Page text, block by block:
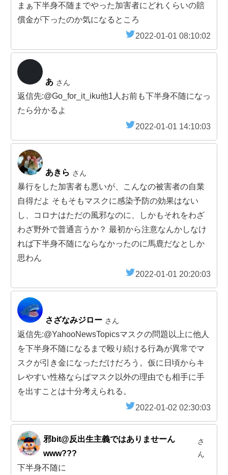
まぁ下半身不随までやった加害者にどれくらいの賠
償金が下ったのか気になるところ
2022-01-01 08:10:02
あ さん
返信先:@Go_for_it_iku他1人お前も下半身不随になっ
たら分かるよ
2022-01-01 14:10:03
あきら さん
暴行をした加害者も悪いが、こんなの被害者の自業
自得だよ そもそもマスクに感染予防の効果はない
し、コロナはただの風邪なのに、しかもそれをわざ
わざ野外で普通言うか？ 最初から注意なんかしなけ
れば下半身不随にならなかったのに馬鹿だなとしか
思わん
2022-01-01 20:20:03
さざなみジロー さん
返信先:@YahooNewsTopicsマスクの問題以上に他人
を下半身不随になるまで殴り続ける行為が異常でマ
スクが引き金になっただけだろう。仮に日頃からキ
レやすい性格ならばマスク以外の理由でも相手に手
を出すことは十分考えられる。
2022-01-02 02:30:03
邪bit@反出生主義ではありませーん
www???
さ
ん
下半身不随に